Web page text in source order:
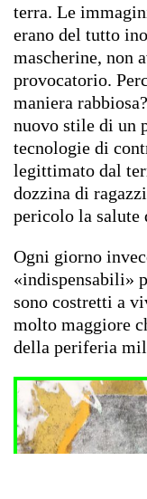
terra. Le
erano del tutto
mascherine, non
provocatorio.
maniera
nuovo stile di un
tecnologie di
legittimato dal
dozzina di
pericolo la salute
Ogni giorno
«indispensabili»
sono costretti a
molto maggiore
della periferia